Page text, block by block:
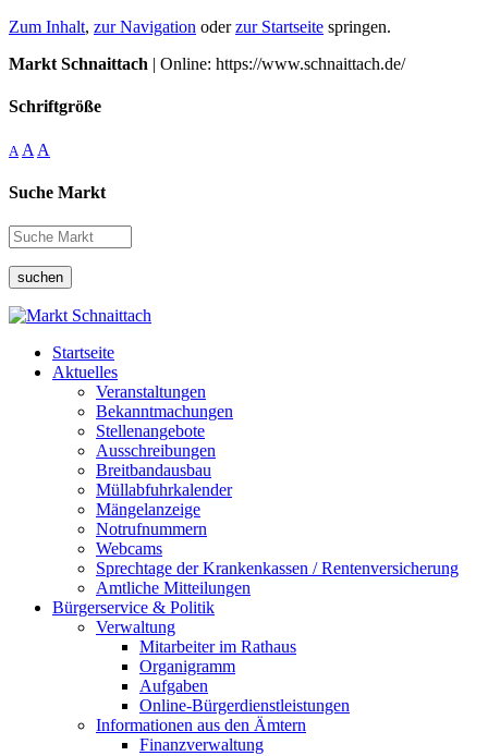
Zum Inhalt, zur Navigation oderzur Startseite springen.
Markt Schnaittach | Online: https://www.schnaittach.de/
Schriftgröße
A A A
Suche Markt
suchen
Startseite
Aktuelles
Veranstaltungen
Bekanntmachungen
Stellenangebote
Ausschreibungen
Breitbandausbau
Müllabfuhrkalender
Mängelanzeige
Notrufnummern
Webcams
Sprechtage der Krankenkassen / Rentenversicherung
Amtliche Mitteilungen
Bürgerservice & Politik
Verwaltung
Mitarbeiter im Rathaus
Organigramm
Aufgaben
Online-Bürgerdienstleistungen
Informationen aus den Ämtern
Finanzverwaltung